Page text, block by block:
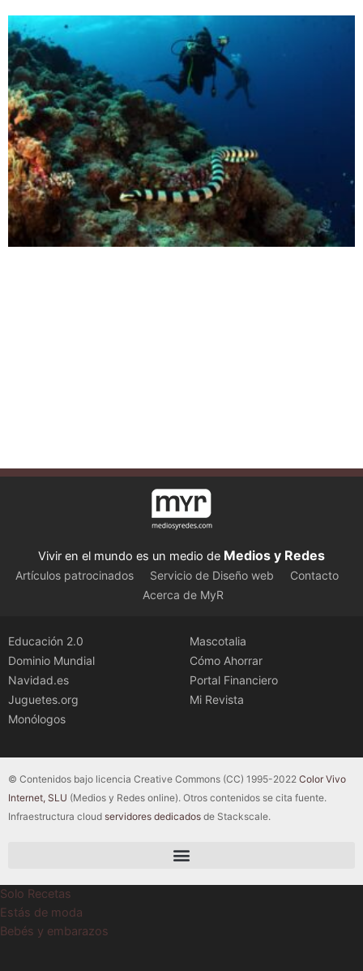
Vivir en el mundo es un medio de Medios y Redes
Artículos patrocinados Servicio de Diseño web
Contacto
Acerca de MyR
Educación 2.0
Dominio Mundial
Navidad.es
Juguetes.org
Monólogos
Mascotalia
Cómo Ahorrar
Portal Financiero
Mi Revista
© Contenidos bajo licencia Creative Commons (CC) 1995-2022 Color Vivo
Internet, SLU (Medios y Redes online). Otros contenidos se cita fuente.
Infraestructura cloud servidores dedicados de Stackscale.
Solo Recetas
Estás de moda
Bebés y embarazos